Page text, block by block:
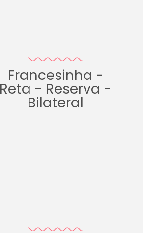
Francesinha -
Reta - Reserva -
Bilateral